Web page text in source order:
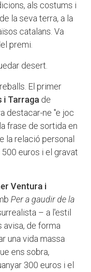
als costums i
la seva terra, a la
catalans. Va
premi.
desert.
El primer
i Tarraga de
destacar-ne "e joc
frase de sortida en
la relació personal
euros i el gravat
Ventura i
Per a gaudir de la
– a l'estil
avisa, de forma
una vida massa
ens sobra,
300 euros i el